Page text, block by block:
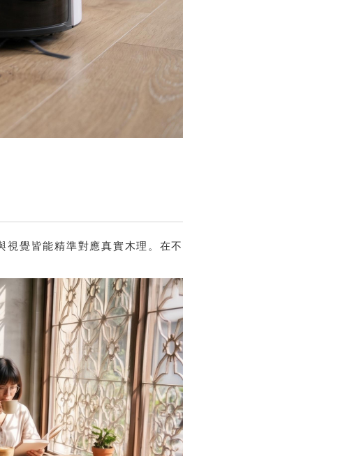
覺皆能精準對應真實木理。在不